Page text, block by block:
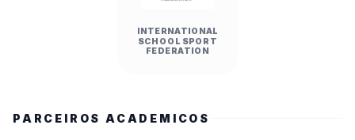
INTERNATIONAL
SCHOOL SPORT
FEDERATION
PARCEIROS ACADEMICOS